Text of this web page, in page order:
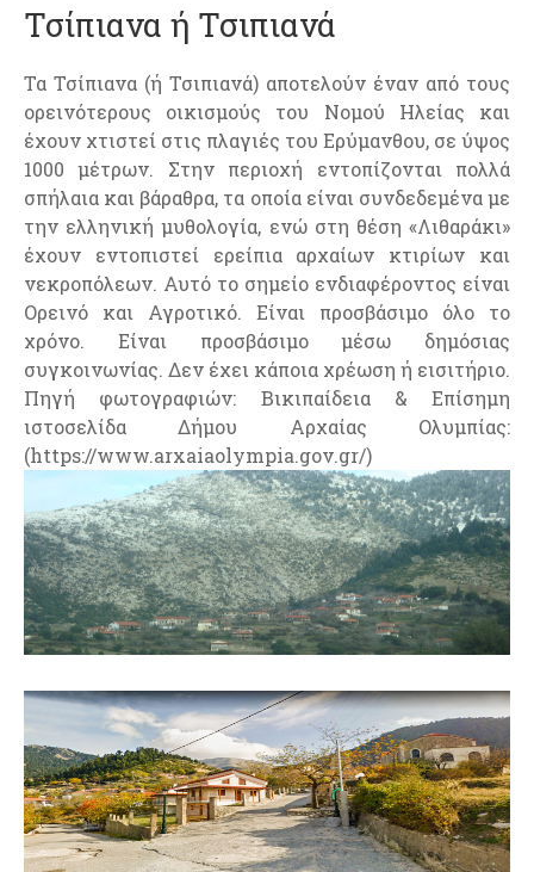
Τσίπιανα ή Τσιπιανά
Τα Τσίπιανα (ή Τσιπιανά) αποτελούν έναν από τους
ορεινότερους οικισμούς του Νομού Ηλείας και
έχουν χτιστεί στις πλαγιές του Ερύμανθου, σε ύψος
1000 μέτρων. Στην περιοχή εντοπίζονται πολλά
σπήλαια και βάραθρα, τα οποία είναι συνδεδεμένα με
την ελληνική μυθολογία, ενώ στη θέση «Λιθαράκι»
έχουν εντοπιστεί ερείπια αρχαίων κτιρίων και
νεκροπόλεων. Αυτό το σημείο ενδιαφέροντος είναι
Ορεινό και Αγροτικό. Είναι προσβάσιμο όλο το
χρόνο. Είναι προσβάσιμο μέσω δημόσιας
συγκοινωνίας. Δεν έχει κάποια χρέωση ή εισιτήριο.
Πηγή φωτογραφιών: Βικιπαίδεια & Επίσημη
ιστοσελίδα Δήμου Αρχαίας Ολυμπίας:
(https://www.arxaiaolympia.gov.gr/)